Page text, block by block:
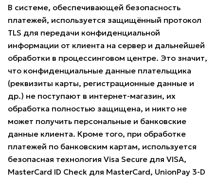
В системе, обеспечивающей безопасность
платежей, используется защищённый протокол
TLS для передачи конфиденциальной
информации от клиента на сервер и дальнейшей
обработки в процессинговом центре. Это значит,
что конфиденциальные данные плательщика
(реквизиты карты, регистрационные данные и
др.) не поступают в интернет-магазин, их
обработка полностью защищена, и никто не
может получить персональные и банковские
данные клиента. Кроме того, при обработке
платежей по банковским картам, используется
безопасная технология Visa Secure для VISA,
MasterCard ID Check для MasterCard, UnionPay 3-D